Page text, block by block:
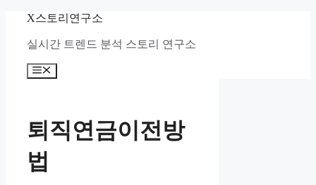
X스토리연구소
실시간 트렌드 분석 스토리 연구소
메
퇴직연금이전방
법